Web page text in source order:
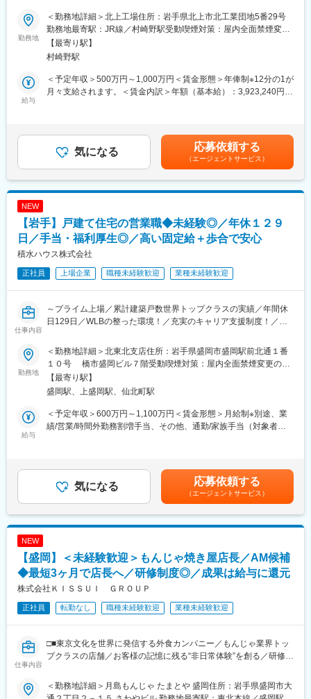
についてはお任せしております。
大切にしていることは、お客様との関係構築となります。
■入社後の流れ：
入社後はOJTとして先輩社員との同行で営業の進め方や商品知識
について学んでいただきます。
独り立ち後は裁量をもって営業活動ができるため幅広い提案がで
毎週訪問しているお客様に対し、億単位の注文をいただいたとき
は言葉にできないほどの喜びがあります！
スケールが大きく、裁量もあり入社年月関係なく工夫をすれば実
開発・生産・販売を行っています。島々を結ぶ橋梁や高速道路・
主要道路の橋、農業用水路用のU型製品をはじめ、道路端の擁壁
や法面保護、住宅や造成工事にも使われるL型擁壁などのコンクリ
変更の範囲：会社の定める業務
■仕事概要：
メモリデバイス製造工程の工程品質管理を他部門（プロセス、製
品技術等）と連携しながら継続的改善のPDCAを実行していただ
きます。
異常管理、IQC（Inline Quality Control）、TEG（Test Element
Group）のCpk／SPCモニタリング、変更管理、FMEA活用等を推
進します。EES（Equipment Engineering System）や、
果を対策に繋げることにより、お客様の求めるレベルを超える品
質の実現に繋げていただきます。
また、メモリデバイスの品質保証のため、製造工程で発生した品
■具体的には：
・統計的工程監視、工程能力評価
・リアルタイムモニター
・品質マネジメントシステム、文書管理
・データベース構築、活用
勤務地
＜勤務地詳細＞北上工場住所：岩手県北上市北工業団地5番29号
勤務地最寄駅：JR線／村崎野駅受動喫煙対策：屋内全面禁煙変更
の範囲：会社の定める事業所
【最寄り駅】
村崎野駅
給与
＜予定年収＞500万円～1,000万円＜賃金形態＞年俸制※12分の1が
月々支給されます。＜賃金内訳＞年額（基本給）：3,923,240円～
力を考慮した上で決定※その他固定手当は月30h分の固定残業手当
として支給＜管理監督者採用の場合＞固定残業代を含まず、年俸
制500万円～1,000万円（12分割）賃金はあくまでも目安の金額で
あり、選考を通じて上下する可能性があります。月給(月額)は固定
手当を含めた表記です。
気になる 応募依頼する
（エージェントサービス）
NEW
【岩手】戸建て住宅の営業職◆未経験◎／年休１２９
日／手当・福利厚生◎／高い固定給＋歩合で安心
積水ハウス株式会社
正社員 上場企業 職種未経験歓迎 業種未経験歓迎
仕事内容
～プライム上場／累計建築戸数世界トップクラスの実績／年間休
日129日／WLBの整った環境！／充実のキャリア支援制度！／女
グカンパニー／宅建保有者歓迎～
■業務内容
住宅業界のリーディングカンパニーとして累計建築戸数世界トッ
プクラスを誇る当社にて、戸建て住宅の企画・提案営業をお任せ
します。
■業務詳細
客様との信頼関係を築き、一緒に理想の住まいづくりを目指す創
造的な仕事です。業務は下記の通り幅広く、それらの仕事を設
計・現場監督・総務等とともに行う中で中心的役割を担います。
（不動産会社や金融機関等）
・新築計画が具体化するまでの信頼関係構築
・新たな住まいのご要望に関するヒアリング
・最適な資金計画の立案やアドバイス
■業務のポイント
◆まずは、展示場でのお客様対応や担当エリアへの訪問活動など
るお客様がいらっしゃれば、ご要望や条件を伺い、課題を解決し
ながら、具体的なプランを作成します
勤務地
＜勤務地詳細＞北東北支店住所：岩手県盛岡市盛岡駅前北通１番
１０号 橋市盛岡ビル７階受動喫煙対策：屋内全面禁煙変更の範
囲：会社の定める事業所（国内外、グループ会社も含む）および
「テレワーク規則」に規定する在宅勤務の就業場所
【最寄り駅】
盛岡駅、上盛岡駅、仙北町駅
給与
＜予定年収＞600万円～1,100万円＜賃金形態＞月給制※別途、業
績/営業/時間外勤務割増手当、その他、通勤/家族手当（対象者の
り）前期実績6.14ヶ月／年■昇給／年1回（4月）■モデル年収：・
33歳：約1,000万円（基本給34.0万円/月、手当：8.1万円/月、賞
与：202万円/年、営業系業績手当：313.6万円/年）賃金はあくま
でも目安の金額であり、選考を通じて上下する可能性がありま
す。月給(月額)は固定手当を含めた表記です。
気になる 応募依頼する
（エージェントサービス）
NEW
【盛岡】＜未経験歓迎＞もんじゃ焼き屋店長／AM候補
◆最短3ヶ月で店長へ／研修制度◎／成果は給与に還元
株式会社ＫＩＳＳＵＩ ＧＲＯＵＰ
正社員 転勤なし 職種未経験歓迎 業種未経験歓迎
仕事内容
□■東京文化を世界に発信する外食カンパニー／もんじゃ業界トッ
プクラスの店舗／お客様の記憶に残る“非日常体験”を創る／研修制
2015年創業。“東京名物・もんじゃ焼き”を日本全国、そして世界
＜勤務地詳細＞月島もんじゃ たまとや 盛岡住所：岩手県盛岡市大